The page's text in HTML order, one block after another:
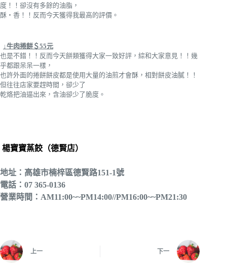
度！！卻沒有多餘的油脂，
酥‧香！！反而今天獲得我最高的評價。
↓牛肉捲餅＄55元
也是不錯！！反而今天餅類獲得大家一致好評，綜和大家意見！！幾
乎都跟呆呆一樣，
也許外面的捲餅餅皮都是使用大量的油煎才會酥，相對餅皮油膩！！
但往往店家要趕時間，卻少了
乾烙把油逼出來，含油卻少了脆度。
楊寶寶蒸餃（德賢店）
地址：高雄市楠梓區德賢路151-1號
電話：07 365-0136
營業時間：AM11:00~~PM14:00//PM16:00~~PM21:30
上一 下一